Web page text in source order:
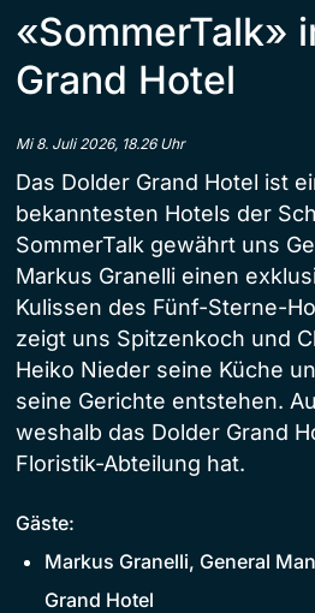
«SommerTalk»
Grand Hotel
Mi 8. Juli 2026, 18.26 Uhr
Das Dolder Grand Hotel ist
bekanntesten Hotels der
SommerTalk gewährt uns
Markus Granelli einen
Kulissen des Fünf-Sterne-
zeigt uns Spitzenkoch und
Heiko Nieder seine Küche
seine Gerichte entstehen.
weshalb das Dolder Grand
Floristik-Abteilung hat.
Gäste:
Markus Granelli, General
Grand Hotel